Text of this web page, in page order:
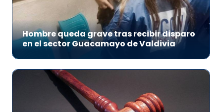
Hombre queda grave tras recibir disparo
en el sector Guacamayo de Valdivia